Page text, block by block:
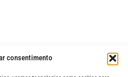
consentimento